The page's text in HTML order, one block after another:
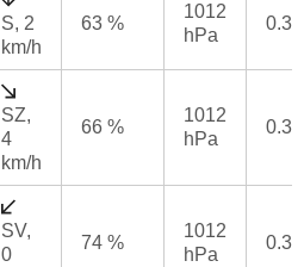
S, 2
km/h
63 %
1012
hPa
0.3
SZ,
4
km/h
66 %
1012
hPa
0.3
SV,
0
74 %
1012
hPa
0.3